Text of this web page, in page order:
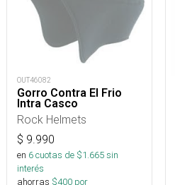
OUT46082
Gorro Contra El Frio
Intra Casco
Rock Helmets
$ 9.990
en 6cuotas de $1.665sin
interés
ahorras $400 por